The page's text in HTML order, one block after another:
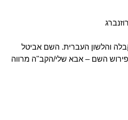
והלשון העברית. השם אביטל
אביטל ערך נומרולוגי = 7 פירוש השם – אבא שלי/הקב"ה מרווה